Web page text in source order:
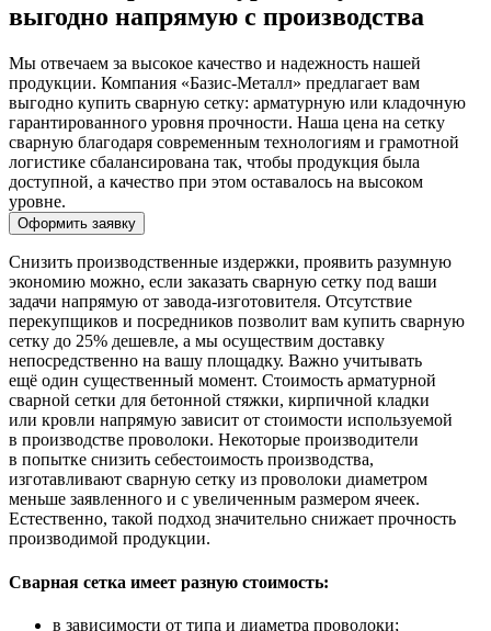
выгодно напрямую с производства
Мы отвечаем за высокое качество и надежность нашей
продукции. Компания «Базис-Металл» предлагает вам
выгодно купить сварную сетку: арматурную или кладочную
гарантированного уровня прочности. Наша цена на сетку
сварную благодаря современным технологиям и грамотной
логистике сбалансирована так, чтобы продукция была
доступной, а качество при этом оставалось на высоком
уровне.
Оформить заявку
Снизить производственные издержки, проявить разумную
экономию можно, если заказать сварную сетку под ваши
задачи напрямую от завода-изготовителя. Отсутствие
перекупщиков и посредников позволит вам купить сварную
сетку до 25% дешевле, а мы осуществим доставку
непосредственно на вашу площадку. Важно учитывать
ещё один существенный момент. Стоимость арматурной
сварной сетки для бетонной стяжки, кирпичной кладки
или кровли напрямую зависит от стоимости используемой
в производстве проволоки. Некоторые производители
в попытке снизить себестоимость производства,
изготавливают сварную сетку из проволоки диаметром
меньше заявленного и с увеличенным размером ячеек.
Естественно, такой подход значительно снижает прочность
производимой продукции.
Сварная сетка имеет разную стоимость:
в зависимости от типа и диаметра проволоки;